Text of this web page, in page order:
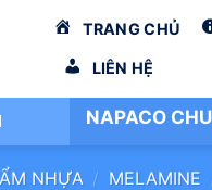
TRANG CHỦ
LIÊN HỆ
NAPACO
NHỰA / MELAMINE